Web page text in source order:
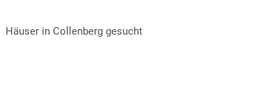
Häuser in Collenberg gesucht